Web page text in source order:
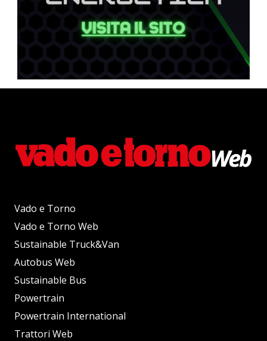
Vado e Torno
Vado e Torno Web
Sustainable Truck&Van
Autobus Web
Sustainable Bus
Powertrain
Powertrain International
Trattori Web